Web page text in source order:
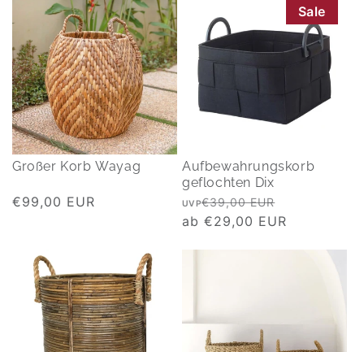
Großer Korb Wayag
Normaler
€99,00 EUR
Aufbewahrungskorb
geflochten Dix
Normaler
Preis
UVP€39,00 EUR
ab €29,00 EUR
Sale